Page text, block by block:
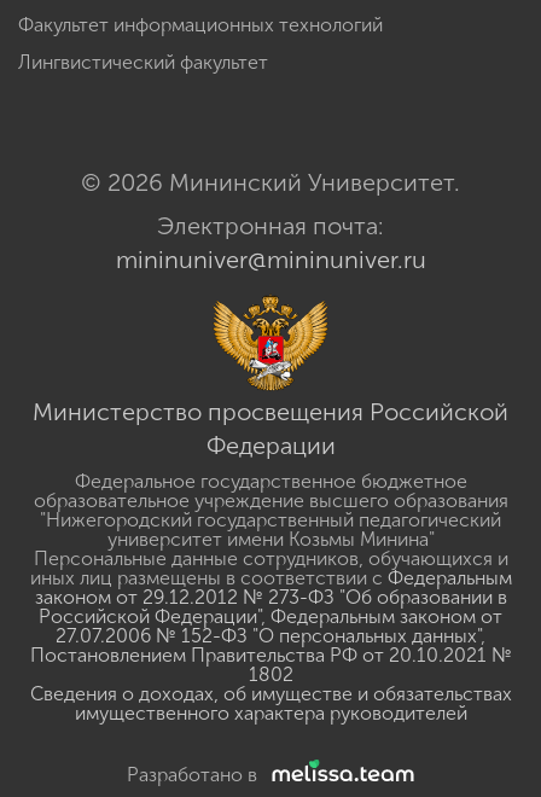
Факультет информационных технологий
Лингвистический факультет
© 2026 Мининский Университет.
Электронная почта:
mininuniver@mininuniver.ru
Министерство просвещения Российской
Федерации
Федеральное государственное бюджетное
образовательное учреждение высшего образования
"Нижегородский государственный педагогический
университет имени Козьмы Минина"
Персональные данные сотрудников, обучающихся и
иных лиц размещены в соответствии с Федеральным
законом от 29.12.2012 № 273-ФЗ "Об образовании в
Российской Федерации", Федеральным законом от
27.07.2006 № 152-ФЗ "О персональных данных",
Постановлением Правительства РФ от 20.10.2021 №
1802
Сведения о доходах, об имуществе и обязательствах
имущественного характера руководителей
Разработано в